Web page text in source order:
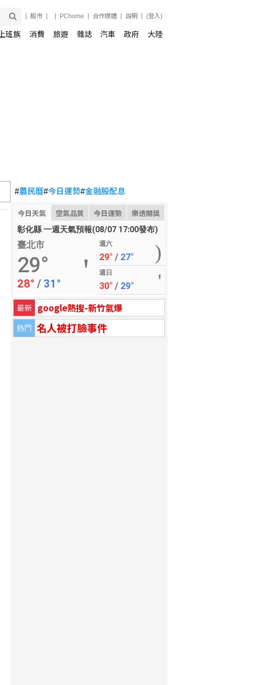
股市 PChome 合作媒體 說明 (登入)
上班族 消費 旅遊 雜誌 汽車 政府 大陸
#農民曆#今日運勢#金融股配息
今日天氣 空氣品質 今日運勢 樂透開獎
彰化縣 一週天氣預報(08/07 17:00發布)
臺北市
29°
28° / 31°
週六
29° / 27°
週日
30° / 29°
最新 google熱搜-新竹氣爆
熱門 名人被打臉事件